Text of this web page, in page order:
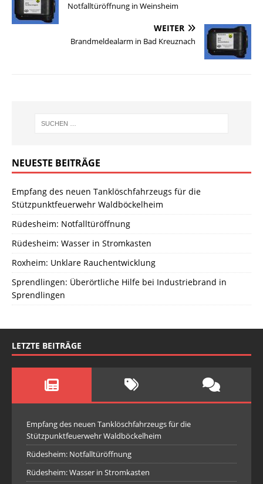
Notfalltüröffnung in Weinsheim
WEITER
Brandmeldealarm in Bad Kreuznach
NEUESTE BEITRÄGE
Empfang des neuen Tanklöschfahrzeugs für die
Stützpunktfeuerwehr Waldböckelheim
Rüdesheim: Notfalltüröffnung
Rüdesheim: Wasser in Stromkasten
Roxheim: Unklare Rauchentwicklung
Sprendlingen: Überörtliche Hilfe bei Industriebrand in
Sprendlingen
LETZTE BEITRÄGE
Empfang des neuen Tanklöschfahrzeugs für die
Stützpunktfeuerwehr Waldböckelheim
Rüdesheim: Notfalltüröffnung
Rüdesheim: Wasser in Stromkasten